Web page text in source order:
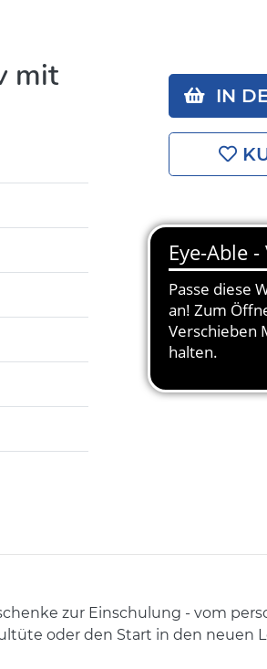
mit
IN
zur Einschulung - vom
oder den Start in den neuen